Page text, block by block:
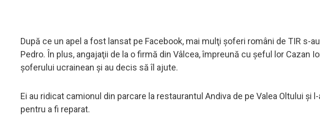
După ce un apel a fost lansat pe Facebook, mai mulţi şoferi români de TIR s-
Pedro. În plus, angajaţii de la o firmă din Vâlcea, împreună cu şeful lor Cazan
şoferului ucrainean şi au decis să îl ajute.
Ei au ridicat camionul din parcare la restaurantul Andiva de pe Valea Oltului şi
pentru a fi reparat.